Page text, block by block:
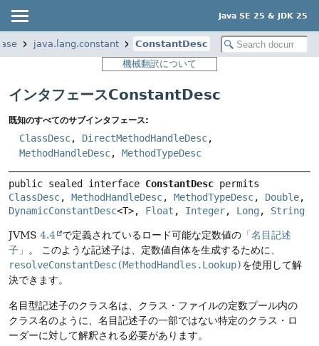
Java SE 25 & JDK 25
java.lang.constant
ConstantDesc
機械翻訳について
インタフェースConstantDesc
既知のすべてのサブインタフェース:
ClassDesc, DirectMethodHandleDesc,
MethodHandleDesc, MethodTypeDesc
public sealed interface ConstantDesc
ClassDesc, MethodHandleDesc, MethodTypeDesc, Double
DynamicConstantDesc<T>, Float , Integer, Long, String
JVMS 4.4 で定義されているロード可能な定数値の 「名目記述
子」 。
このような記述子は、定数値自体を生成するために、
resolveConstantDesc(MethodHandles.Lookup)を使用して解
決できます。
名目型記述子のクラス名は、クラス・ファイルの定数プール内の
クラス名のように、名目記述子の一部ではない特定のクラス・ロ
ーダーに対して解釈される必要があります。